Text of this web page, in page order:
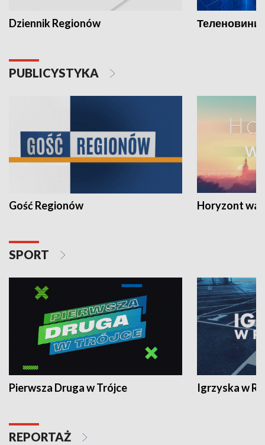
Dziennik Regionów Теленовини
PUBLICYSTYKA
Gość Regionów Horyzont
SPORT
Pierwsza Druga w Trójce Igrzyska w
REPORTAŻ